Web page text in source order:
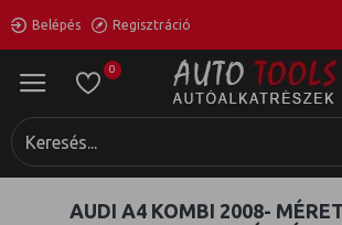
Belépés Regisztráció
0
AUDI A4 KOMBI 2008-